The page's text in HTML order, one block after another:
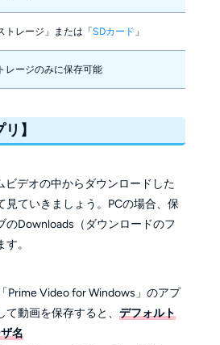
トレージ」または「SDカード 」
レージのみに保存可能
】
ビデオの中からダウンロードした
見ていきましょう。PCの場合、保
のDownloads（ダウンロードのフ
。
Prime Video for Windows」のアプ
動画を保存すると、 デフォルト
名